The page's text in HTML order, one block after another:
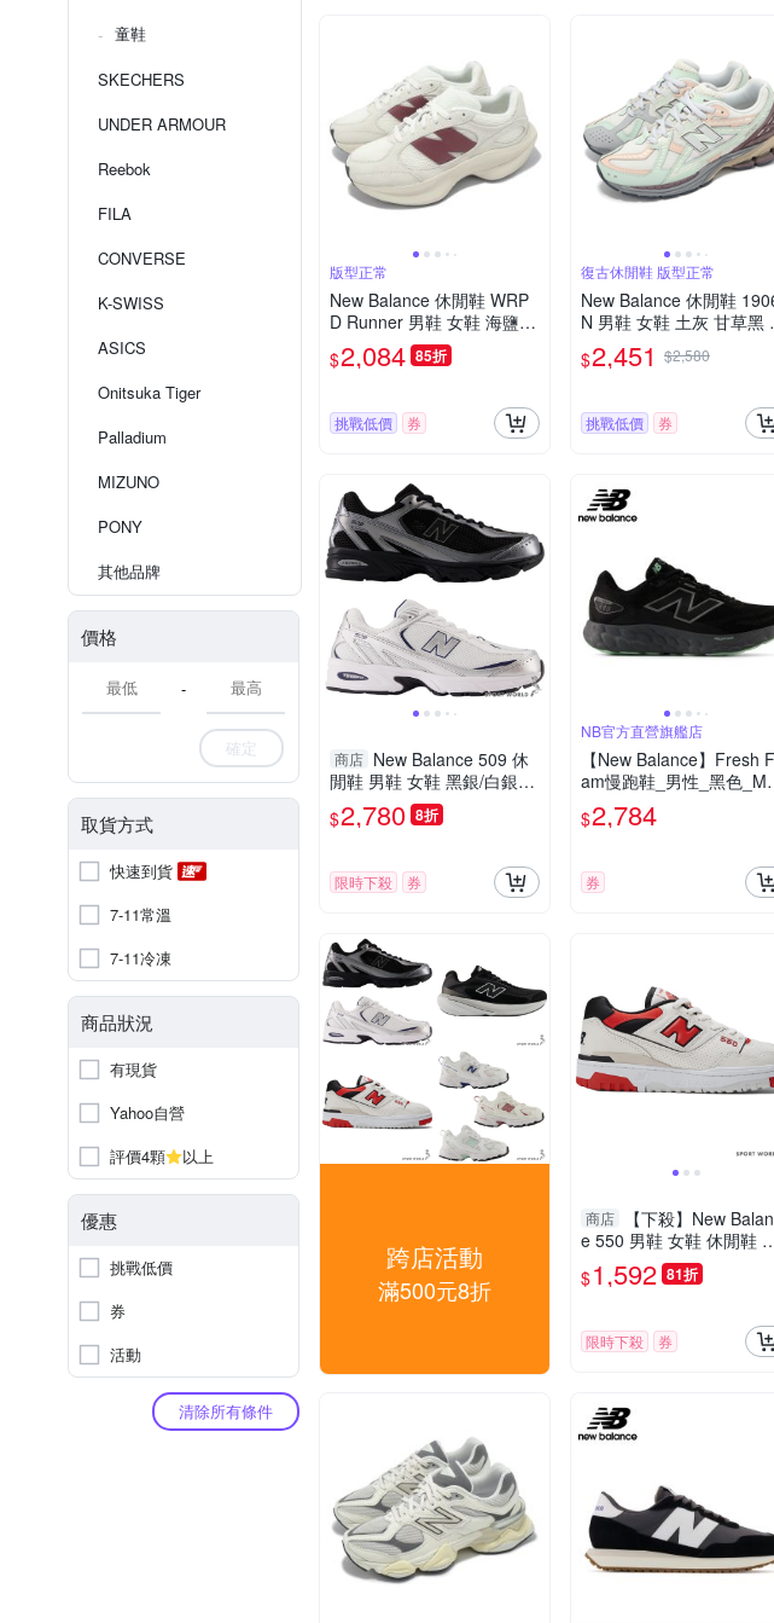
童鞋
SKECHERS
UNDER ARMOUR
Reebok
FILA
CONVERSE
K-SWISS
ASICS
Onitsuka Tiger
Palladium
MIZUNO
PONY
其他品牌
價格
-
確定
取貨方式
快速到貨
7-11常溫
7-11冷凍
商品狀況
有現貨
Yahoo自營
評價4顆
以上
優惠
挑戰低價
券
活動
清除所有條件
版型正常
New Balance 休閒鞋 WRP
D Runner 男鞋 女鞋 海鹽
水洗酒紅 麂皮 復古 厚底 N
B 紐巴倫 UWRPDWHE-D
$2,084 85折
挑戰低價 券
復古休閒鞋 版型正常
New Balance 休閒鞋
N 男鞋 女鞋 土灰 甘草黑
哈密瓜橘 復古 NB M1906N
D-D
$2,451 $2,580
挑戰低價 券
商店 New Balance 509 休
閒鞋 男鞋 女鞋 黑銀/白銀
【運動世界】U5095A2-D/U
509CD-D
$2,780 8折
限時下殺 券
NB官方直營旗艦店
【New Balance】Fresh
am慢跑鞋_男性_黑色
0WBK8-2E楦
$2,784
券
跨店活動
滿500元8折
商店
【下殺】New
e 550 男鞋 女鞋 休閒鞋
古 白紅【運動世界】
VTB-D
$1,592 81折
限時下殺 券